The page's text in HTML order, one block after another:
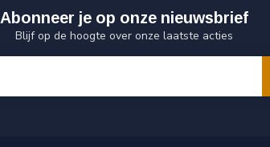
Abonneer je op onze nieuwsbrief
Blijf op de hoogte over onze laatste acties